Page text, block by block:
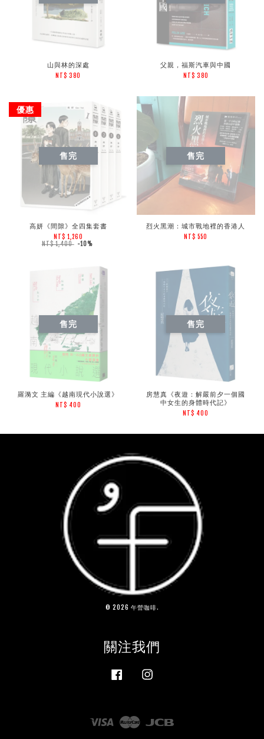
山與林的深處
NT$ 380
父親，福斯汽車與中國
NT$ 380
優惠
售完
高妍《間隙》全四集套書
NT$ 1,260
NT$ 1,400 -10%
售完
烈火黑潮：城市戰地裡的香港人
NT$ 550
售完
羅漪文 主編《越南現代小說選》
NT$ 400
售完
房慧真《夜遊：解嚴前夕一個國
中女生的身體時代記》
NT$ 400
© 2026 午營咖啡.
關注我們
Facebook
Visa Master